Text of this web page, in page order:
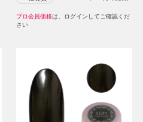
プロ会員価格は、ログインしてご確認くだ
さい